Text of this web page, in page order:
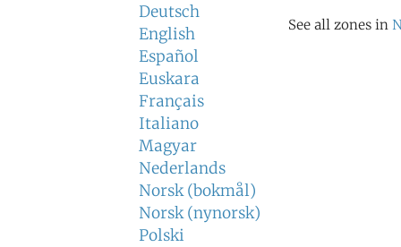
Deutsch
English
Español
Euskara
Français
Italiano
Magyar
Nederlands
Norsk (bokmål)
Norsk (nynorsk)
Polski
See all zones in